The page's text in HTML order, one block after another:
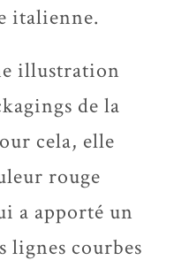
italienne.
illustration
de la
cela, elle
rouge
a apporté un
lignes courbes